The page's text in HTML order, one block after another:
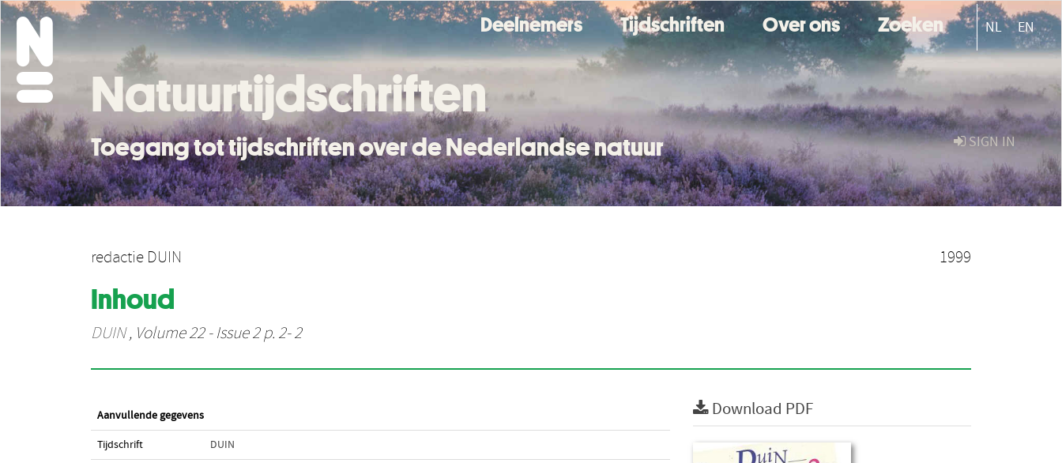
Deelnemers Tijdschriften Over ons Zoeken NL EN
SIGN IN
Natuurtijdschriften
Toegang tot tijdschriften over de Nederlandse natuur
redactie DUIN 1999
Inhoud
DUIN, Volume 22 - Issue 2 p. 2- 2
Aanvullende gegevens
Tijdschrift DUIN
Download PDF